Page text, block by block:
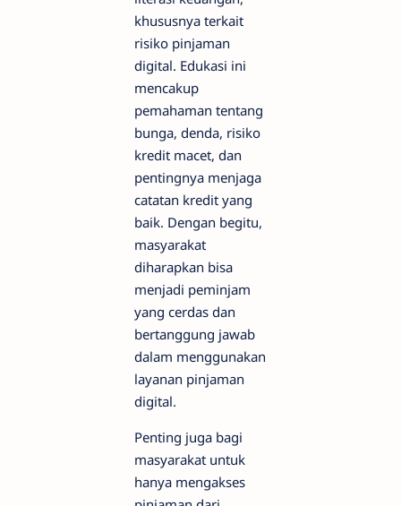
khususnya terkait
risiko pinjaman
digital. Edukasi ini
mencakup
pemahaman tentang
bunga, denda, risiko
kredit macet, dan
pentingnya menjaga
catatan kredit yang
baik. Dengan begitu,
masyarakat
diharapkan bisa
menjadi peminjam
yang cerdas dan
bertanggung jawab
dalam menggunakan
layanan pinjaman
digital.
Penting juga bagi
masyarakat untuk
hanya mengakses